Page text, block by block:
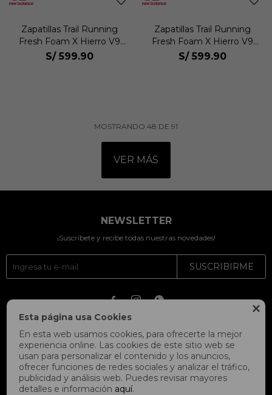

Esta página usa Cookies
En esta web usamos cookies, para ofrecerte la mejor
experiencia online. Las cookies de este sitio web se
usan para personalizar el contenido y los anuncios,
ofrecer funciones de redes sociales y analizar el tráfico,
publicidad y análisis web. Puedes revisar mayores
detalles e información aquí.
Zapatillas Trail Running
Fresh Foam X Hierro V9
Mujer
S/ 599.90
Zapatillas Trail Running
Fresh Foam X Hierro V9
Mujer
S/ 599.90
MOSTRANDO 48 DE 91
VER MÁS
NEWSLETTER
¡Suscríbete y recibe todas nuestras novedades!
SUSCRIBIRME
  